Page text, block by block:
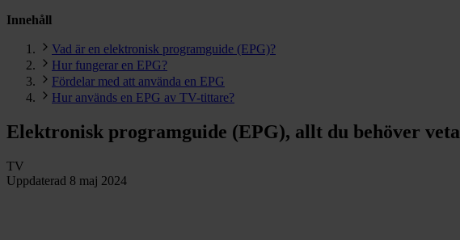
Innehåll
Vad är en elektronisk programguide (EPG)?
Hur fungerar en EPG?
Fördelar med att använda en EPG
Hur används en EPG av TV-tittare?
Elektronisk programguide (EPG), allt du behöver veta
TV
Uppdaterad 8 maj 2024